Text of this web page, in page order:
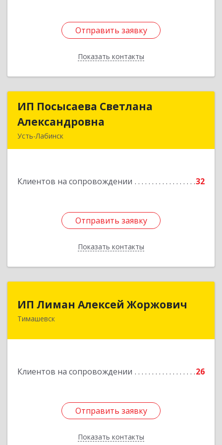
Отправить заявку
Показать контакты
Отправить заявку
Назад
ИП Посысаева Светлана
Александровна
Усть-Лабинск
Клиентов на сопровождении 32
Отправить заявку
Показать контакты
ИП Посысаева Светлана
Подробнее
Отправить заявку
Назад
ИП Лиман Алексей Жоржович
Тимашевск
Клиентов на сопровождении 26
Отправить заявку
Показать контакты
ИП Лиман Алексей Жоржович
352731, Краснодарский край, Тимашевский р-н,
Отправить заявку
Назад